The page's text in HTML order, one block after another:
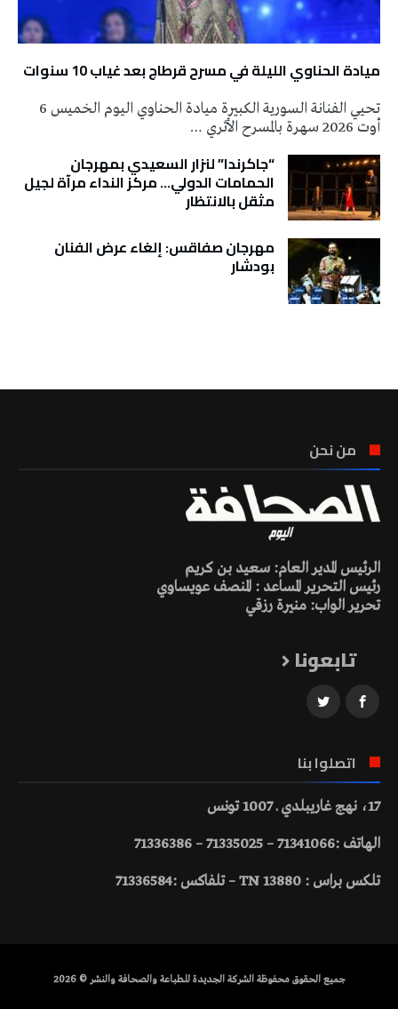
ميادة الحناوي الليلة في مسرح قرطاج بعد غياب 10 سنوات
تحيي الفنانة السورية الكبيرة ميادة الحناوي اليوم الخميس 6
أوت 2026 سهرة بالمسرح الأثري …
“جاكرندا” لنزار السعيدي بمهرجان
الحمامات الدولي… مركز النداء مرآة لجيل
مثقل بالانتظار
مهرجان صفاقس: إلغاء عرض الفنان
بودشار
من نحن
الرئيس المدير العام: سعيد بن كريم
رئيس التحرير المساعد : المنصف عويساوي
تحرير الواب: منيرة رزقي
تابعونا
اتصلوا بنا
17، نهج غاريبلدي ـ 1007 تونس
الهاتف :71341066 – 71335025 – 71336386
تلكس براس : 13880 TN – تلفاكس :71336584
جميع الحقوق محفوظة الشركة الجديدة للطباعة والصحافة والنشر © 2026